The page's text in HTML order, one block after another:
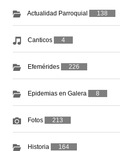
Actualidad Parroquial 138
Canticos 4
Efemérides 226
Epidemias en Galera 8
Fotos 213
Historia 164